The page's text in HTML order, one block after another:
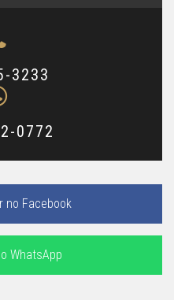
3233
0772
no Facebook
WhatsApp